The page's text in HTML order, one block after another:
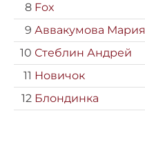
8 Fox
9 Аввакумова Мария
10 Стеблин Андрей
11 Новичок
12 Блондинка